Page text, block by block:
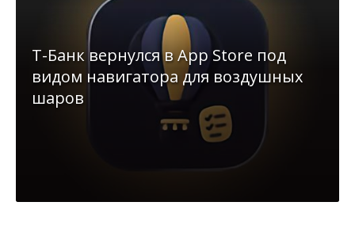
Т-Банк вернулся в App Store под
видом навигатора для воздушных
шаров